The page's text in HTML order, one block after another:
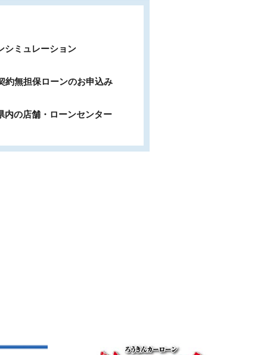
シミュレーション
約無担保ローンのお申込み
内の店舗・ローンセンター